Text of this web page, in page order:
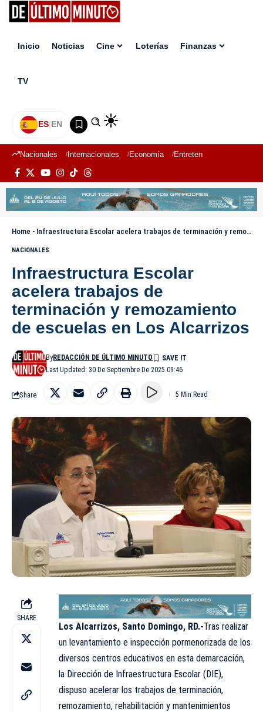
Inicio Noticias Cine Loterías Finanzas
TV
ES|EN
Nacionales Internacionales Economía Entretenimiento
Home - Infraestructura Escolar acelera trabajos de terminación y remozamiento de escuelas en Los Alcarrizos
NACIONALES
Infraestructura Escolar
acelera trabajos de
terminación y remozamiento
de escuelas en Los Alcarrizos
Last Updated: 30 De Septiembre De 2025 09:46
ByREDACCIÓN DE ÚLTIMO MINUTO
Share 5 Min Read
SHARE
Los Alcarrizos, Santo Domingo, RD.-Tras realizar
un levantamiento e inspección pormenorizada de los
diversos centros educativos en esta demarcación,
la Dirección de Infraestructura Escolar (DIE),
dispuso acelerar los trabajos de terminación,
remozamiento, rehabilitación y mantenimientos